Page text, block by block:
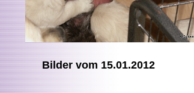
Bilder vom 15.01.2012